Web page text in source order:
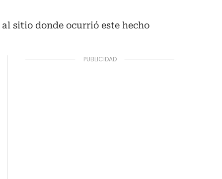
sitio donde ocurrió este hecho